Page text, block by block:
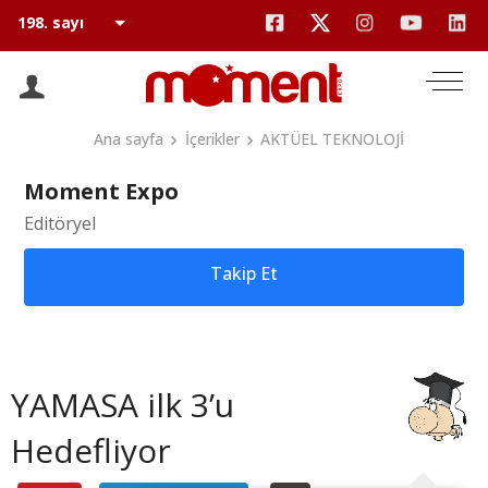
Ana sayfa İçerikler AKTÜEL TEKNOLOJİ
Moment Expo
Editöryel
Takip Et
YAMASA ilk 3’u
Hedefliyor